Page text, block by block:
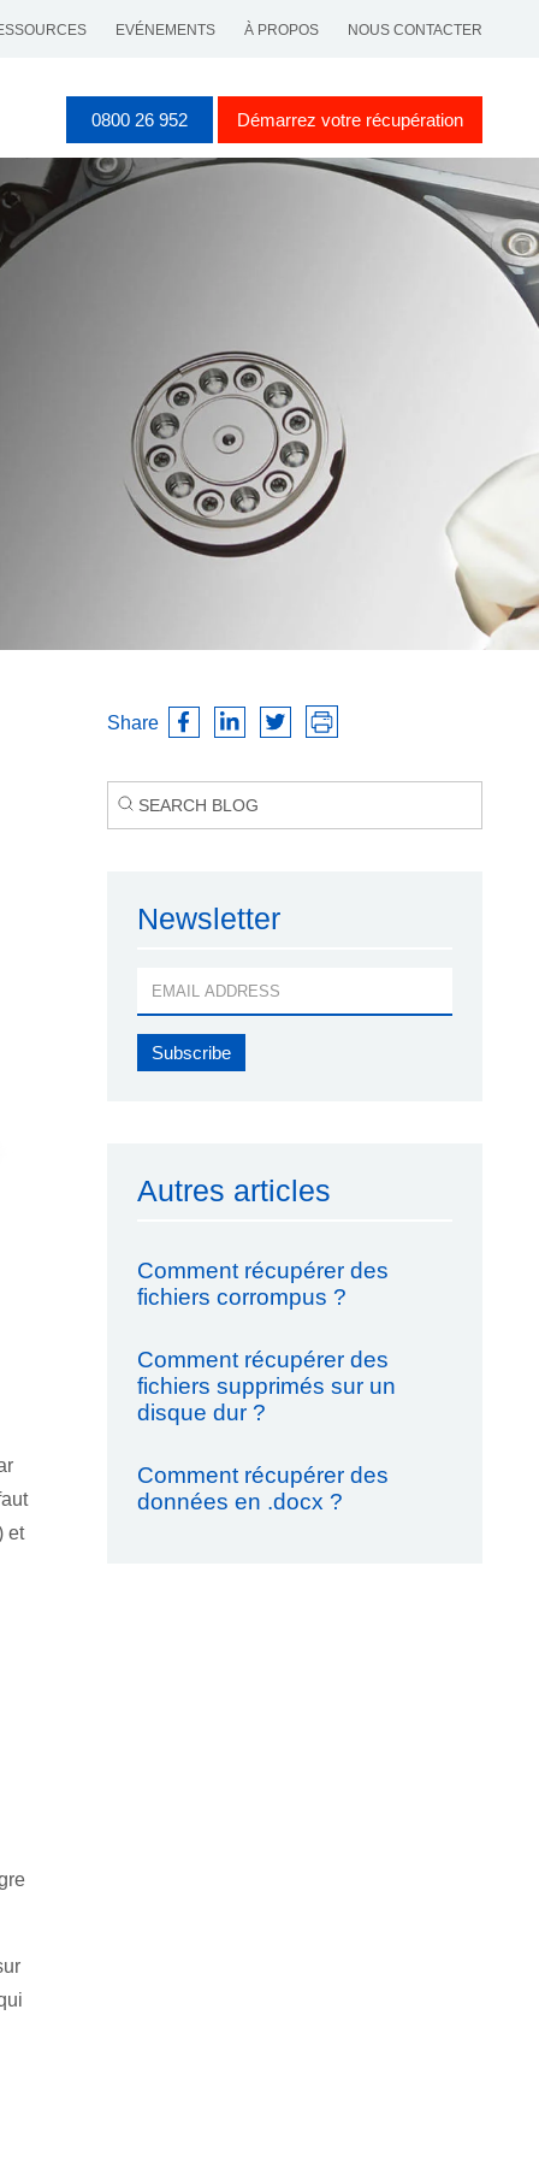
EVÉNEMENTS À PROPOS NOUS CONTACTER
0800 26 952 Démarrez votre récupération
et
Share
Newsletter
Autres articles
Comment récupérer des
fichiers corrompus ?
Comment récupérer des
fichiers supprimés sur un
disque dur ?
Comment récupérer des
données en .docx ?